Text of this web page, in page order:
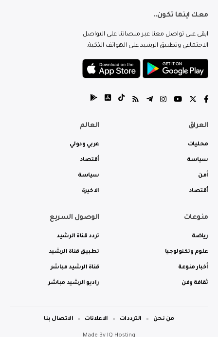
معك اينما تكون..
ابقى على تواصل معنا عبر منصاتنا على التواصل
الاجتماعي وتطبيق الرشيد على الهواتف الذكية.
العراق
محليات
سياسة
أمن
أقتصاد
العالم
عربي ودولي
أقتصاد
سياسة
الاخيرة
منوعات
رياضة
علوم وتكنولوجيا
أخبار منوعة
ثقافة وفن
الوصول السريع
تردد قناة الرشيد
تطبيق قناة الرشيد
قناة الرشيد مباشر
راديو الرشيد مباشر
Made By IQ Hosting
من نحن الترددات الاعلانات الاتصال بنا